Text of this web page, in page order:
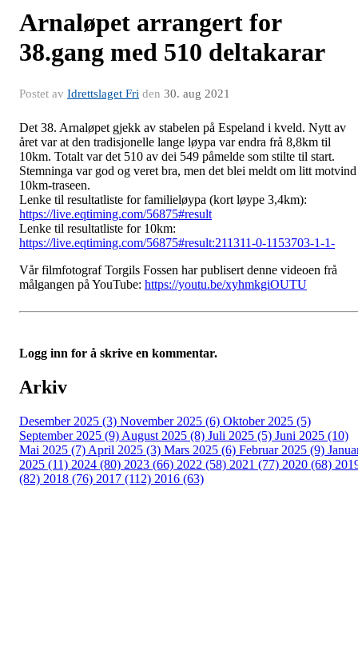
Arnaløpet arrangert for
38.gang med 510 deltakarar
Postet av Idrettslaget Fri den 30. aug 2021
Det 38. Arnaløpet gjekk av stabelen på Espeland i kveld. Nytt av
året var at den tradisjonelle lange løypa var endra frå 8,8km til
10km. Totalt var det 510 av dei 549 påmelde som stilte til start.
Stemninga var god og veret bra, men det blei meldt om litt
10km-traseen.
Lenke til resultatliste for familieløypa (kort løype 3,4km):
https://live.eqtiming.com/56875#result
Lenke til resultatliste for 10km:
https://live.eqtiming.com/56875#result:211311-0-1153703-1-1-
Vår filmfotograf Torgils Fossen har publisert denne videoen frå
målgangen på YouTube: https://youtu.be/xyhmkgiOUTU
Logg inn for å skrive en kommentar.
Arkiv
Desember 2025 (3) November 2025 (6) Oktober 2025 (5)
September 2025 (9) August 2025 (8) Juli 2025 (5) Juni 2025 (10)
Mai 2025 (7) April 2025 (3) Mars 2025 (6) Februar 2025 (9)
2025 (11) 2024 (80) 2023 (66) 2022 (58) 2021 (77) 2020 (68)
(82) 2018 (76) 2017 (112) 2016 (63)